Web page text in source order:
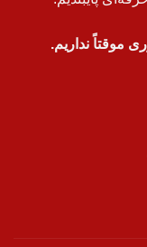
موقتاً نداریم.